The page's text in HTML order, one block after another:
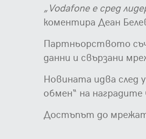
„Vodafone е сред
коментира Деан
Партньорството
данни и свързани
Новината идва след
обмен“ на наградите
Достъпът до